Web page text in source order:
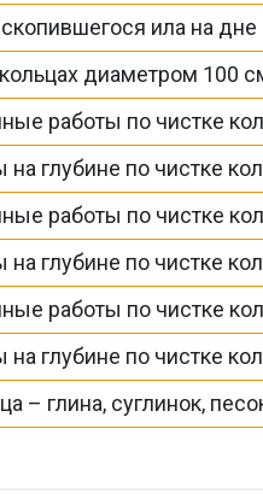
ила на
диаметром 100
работы по чистке
на глубине по чистке
работы по чистке
на глубине по чистке
работы по чистке
на глубине по чистке
– глина, суглинок,